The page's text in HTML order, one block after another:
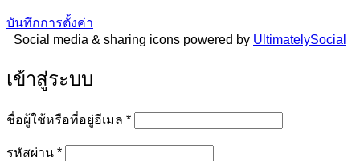
บันทึกการตั้งค่า
Social media & sharing icons powered by UltimatelySocial
เข้าสู่ระบบ
ชื่อผู้ใช้หรือที่อยู่อีเมล *ต้องการ
รหัสผ่าน *ต้องการ